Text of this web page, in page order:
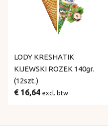
LODY KRESHATIK
KIJEWSKI ROZEK 140gr.
(12szt.)
€ 16,64 excl. btw